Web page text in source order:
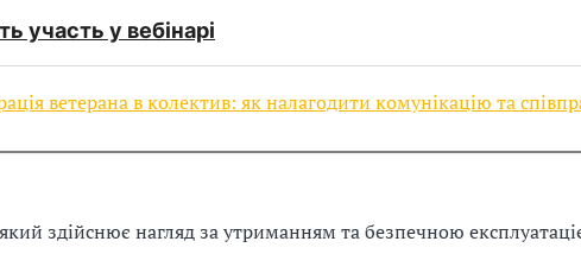
участь у вебінарі
ветерана в колектив: як налагодити комунікацію та
здійснює нагляд за утриманням та безпечною